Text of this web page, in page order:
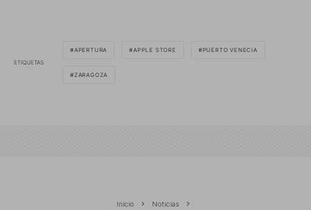
ETIQUETAS
APERTURA APPLE STORE PUERTO VENECIA
ZARAGOZA
Inicio
Noticias